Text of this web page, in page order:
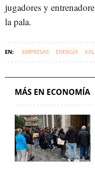
jugadores y
la pala.
EMPRESAS ENERGÍA
MÁS EN ECONOMÍA